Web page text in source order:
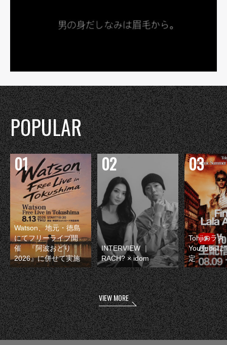
POPULAR
Watson、地元・徳島
にてフリーライブ開
催 『阿波おどり
2026』に併せて実施
INTERVIEW ｜
RACH? × idom
Tohjiのラス
YouTubeに
定
VIEW MORE